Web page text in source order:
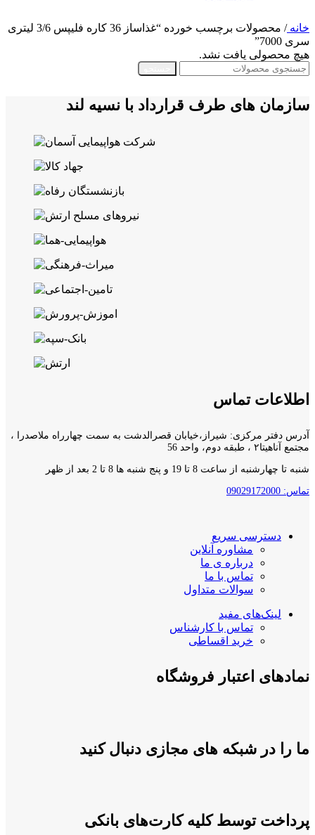
خانه/
محصولات برچسب خورده “غذاساز 36 کاره فلیپس 3/6 لیتری
سری 7000”
هیچ محصولی یافت نشد.
سازمان های طرف قرارداد با نسیه لند
اطلاعات تماس
آدرس دفتر مرکزی: شیراز،خیابان قصرالدشت به سمت چهارراه ملاصدرا ،
مجتمع آناهیتا۲ ، طبقه دوم، واحد 56
شنبه تا چهارشنبه از ساعت 8 تا 19 و پنج شنبه ها 8 تا 2 بعد از ظهر
تماس: 09029172000
دسترسی سریع
مشاوره آنلاین
درباره ی ما
تماس با ما
سوالات متداول
لینک‌های مفید
تماس با کارشناس
خرید اقساطی
نمادهای اعتبار فروشگاه
ما را در شبکه های مجازی دنبال کنید
پرداخت توسط کلیه کارت‌های بانکی